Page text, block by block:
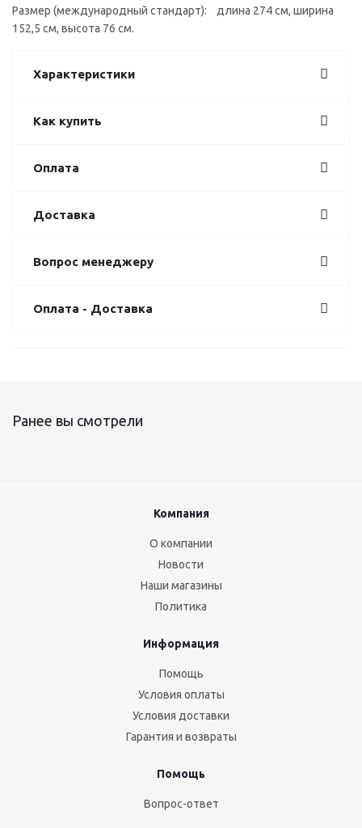
Размер (международный стандарт): длина 274 см, ширина
152,5 см, высота 76 см.
Характеристики
Как купить
Оплата
Доставка
Вопрос менеджеру
Оплата - Доставка
Ранее вы смотрели
Компания
О компании
Новости
Наши магазины
Политика
Информация
Помощь
Условия оплаты
Условия доставки
Гарантия и возвраты
Помощь
Вопрос-ответ